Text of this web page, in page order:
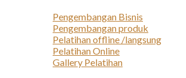
Pengembangan Bisnis
Pengembangan produk
Pelatihan offline /langsung
Pelatihan Online
Gallery Pelatihan